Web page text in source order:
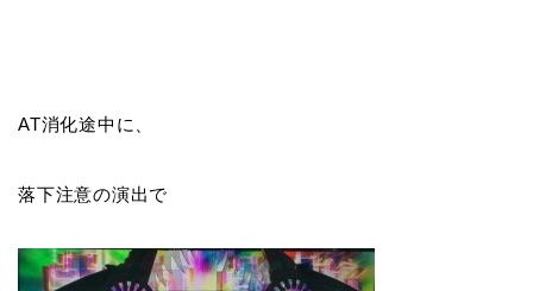
AT消化途中に、
落下注意の演出で